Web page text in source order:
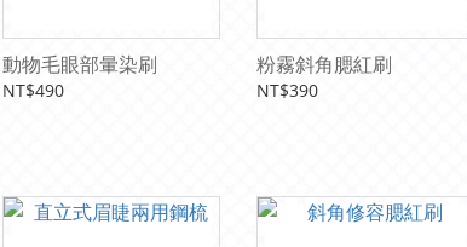
動物毛眼部暈染刷
NT$490
粉霧斜角腮紅刷
NT$390